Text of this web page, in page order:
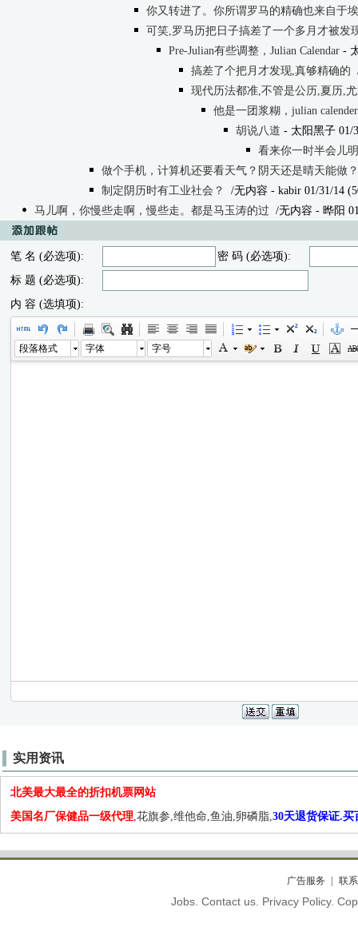
你又转进了。你所谓罗马的精确也来自于
可笑,罗马历把日子搞差了一个多月才被发
Pre-Julian有些调整，Julian Calendar -
搞差了个把月才发现,真够精确的
现代历法都准,不管是公历,夏历,
他是一团浆糊，julian
胡说八道 - 太阳黑子 01/
看来你一时半会儿明
做个手机，计算机还要看天气？阴天还是晴天能做？
制定阴历时有工业社会？
/无内容 - kabir 01/31/14
马儿啊，你慢些走啊，慢些走。都是马玉涛的过 /无内容 - 晔阳
笔 名 (必选项):
密 码 (必选项):
标 题 (必选项):
内 容 (选填项):
段落格式 字体 字号
实用资讯
北美最大最全的折扣机票网站
美国名厂保健品一级代理,花旗参,维他命,鱼油,卵磷脂,30天退货保证.买
广告服务 联
Jobs. Contact us. Privacy Policy.